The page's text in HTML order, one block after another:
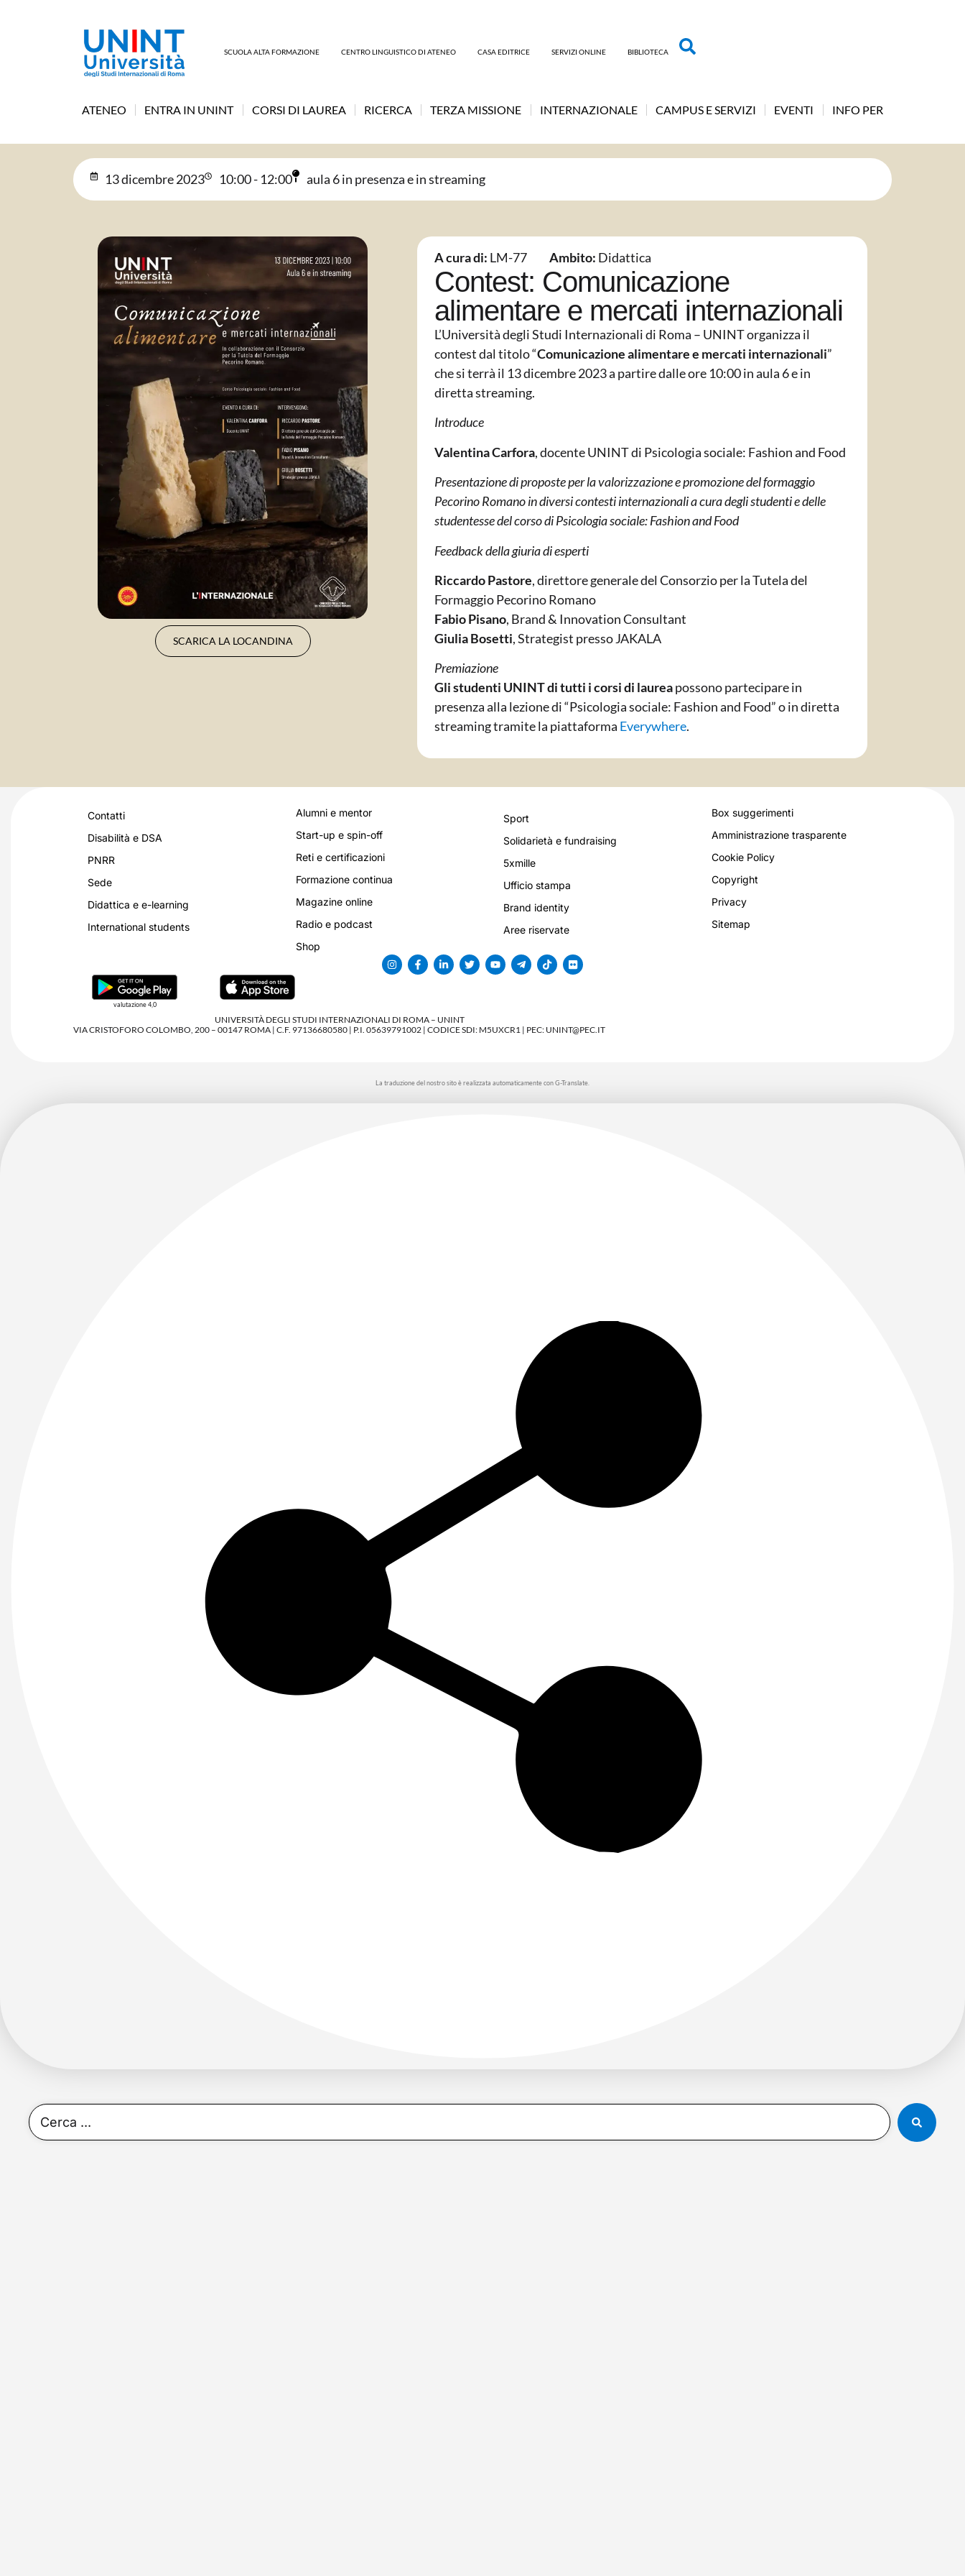
SCUOLA ALTA FORMAZIONE CENTRO LINGUISTICO DI ATENEO CASA EDITRICE SERVIZI ONLINE BIBLIOTECA
ATENEO ENTRA IN UNINT CORSI DI LAUREA RICERCA TERZA MISSIONE INTERNAZIONALE CAMPUS E SERVIZI EVENTI INFO PER
13 dicembre 2023 10:00 - 12:00 aula 6 in presenza e in streaming
SCARICA LA LOCANDINA
A cura di: LM-77 Ambito: Didattica
Contest: Comunicazione
alimentare e mercati internazionali
L’Università degli Studi Internazionali di Roma – UNINT organizza il
contest dal titolo “Comunicazione alimentare e mercati internazionali”
che si terrà il 13 dicembre 2023 a partire dalleore 10:00 in aula 6 e in
diretta streaming.
Introduce
Valentina Carfora, docente UNINT di Psicologia sociale: Fashion and Food
Presentazione di proposte per la valorizzazione e promozione del formaggio
Pecorino Romano in diversi contesti internazionali a cura degli studenti e delle
studentesse del corso di Psicologia sociale: Fashion and Food
Feedback della giuria di esperti
Riccardo Pastore, direttore generale del Consorzio per la Tutela del
Formaggio Pecorino Romano
Fabio Pisano, Brand & Innovation Consultant
Giulia Bosetti, Strategist presso JAKALA
Premiazione
Gli studenti UNINT di tutti i corsi di laureapossono partecipare in
presenza alla lezione di “Psicologia sociale: Fashion and Food” o in diretta
streaming tramite la piattaforma Everywhere.
Contatti
Disabilità e DSA
PNRR
Sede
Didattica e e-learning
International students
Alumni e mentor
Start-up e spin-off
Reti e certificazioni
Formazione continua
Magazine online
Radio e podcast
Shop
Sport
Solidarietà e fundraising
5xmille
Ufficio stampa
Brand identity
Aree riservate
Box suggerimenti
Amministrazione trasparente
Cookie Policy
Copyright
Privacy
Sitemap
valutazione 4,0
UNIVERSITÀ DEGLI STUDI INTERNAZIONALI DI ROMA – UNINT
VIA CRISTOFORO COLOMBO, 200 – 00147 ROMA | C.F. 97136680580 | P.I. 05639791002 | CODICE SDI: M5UXCR1 | PEC: UNINT@PEC.IT
La traduzione del nostro sito è realizzata automaticamente con G-Translate.